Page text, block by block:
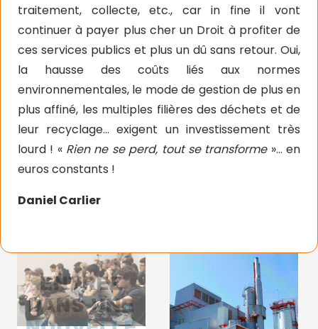
traitement, collecte, etc., car in fine il vont
continuer à payer plus cher un Droit à profiter de
ces services publics et plus un dû sans retour. Oui,
la hausse des coûts liés aux normes
environnementales, le mode de gestion de plus en
plus affiné, les multiples filières des déchets et de
leur recyclage… exigent un investissement très
lourd ! « Rien ne se perd, tout se transforme »… en
euros constants !
Daniel Carlier